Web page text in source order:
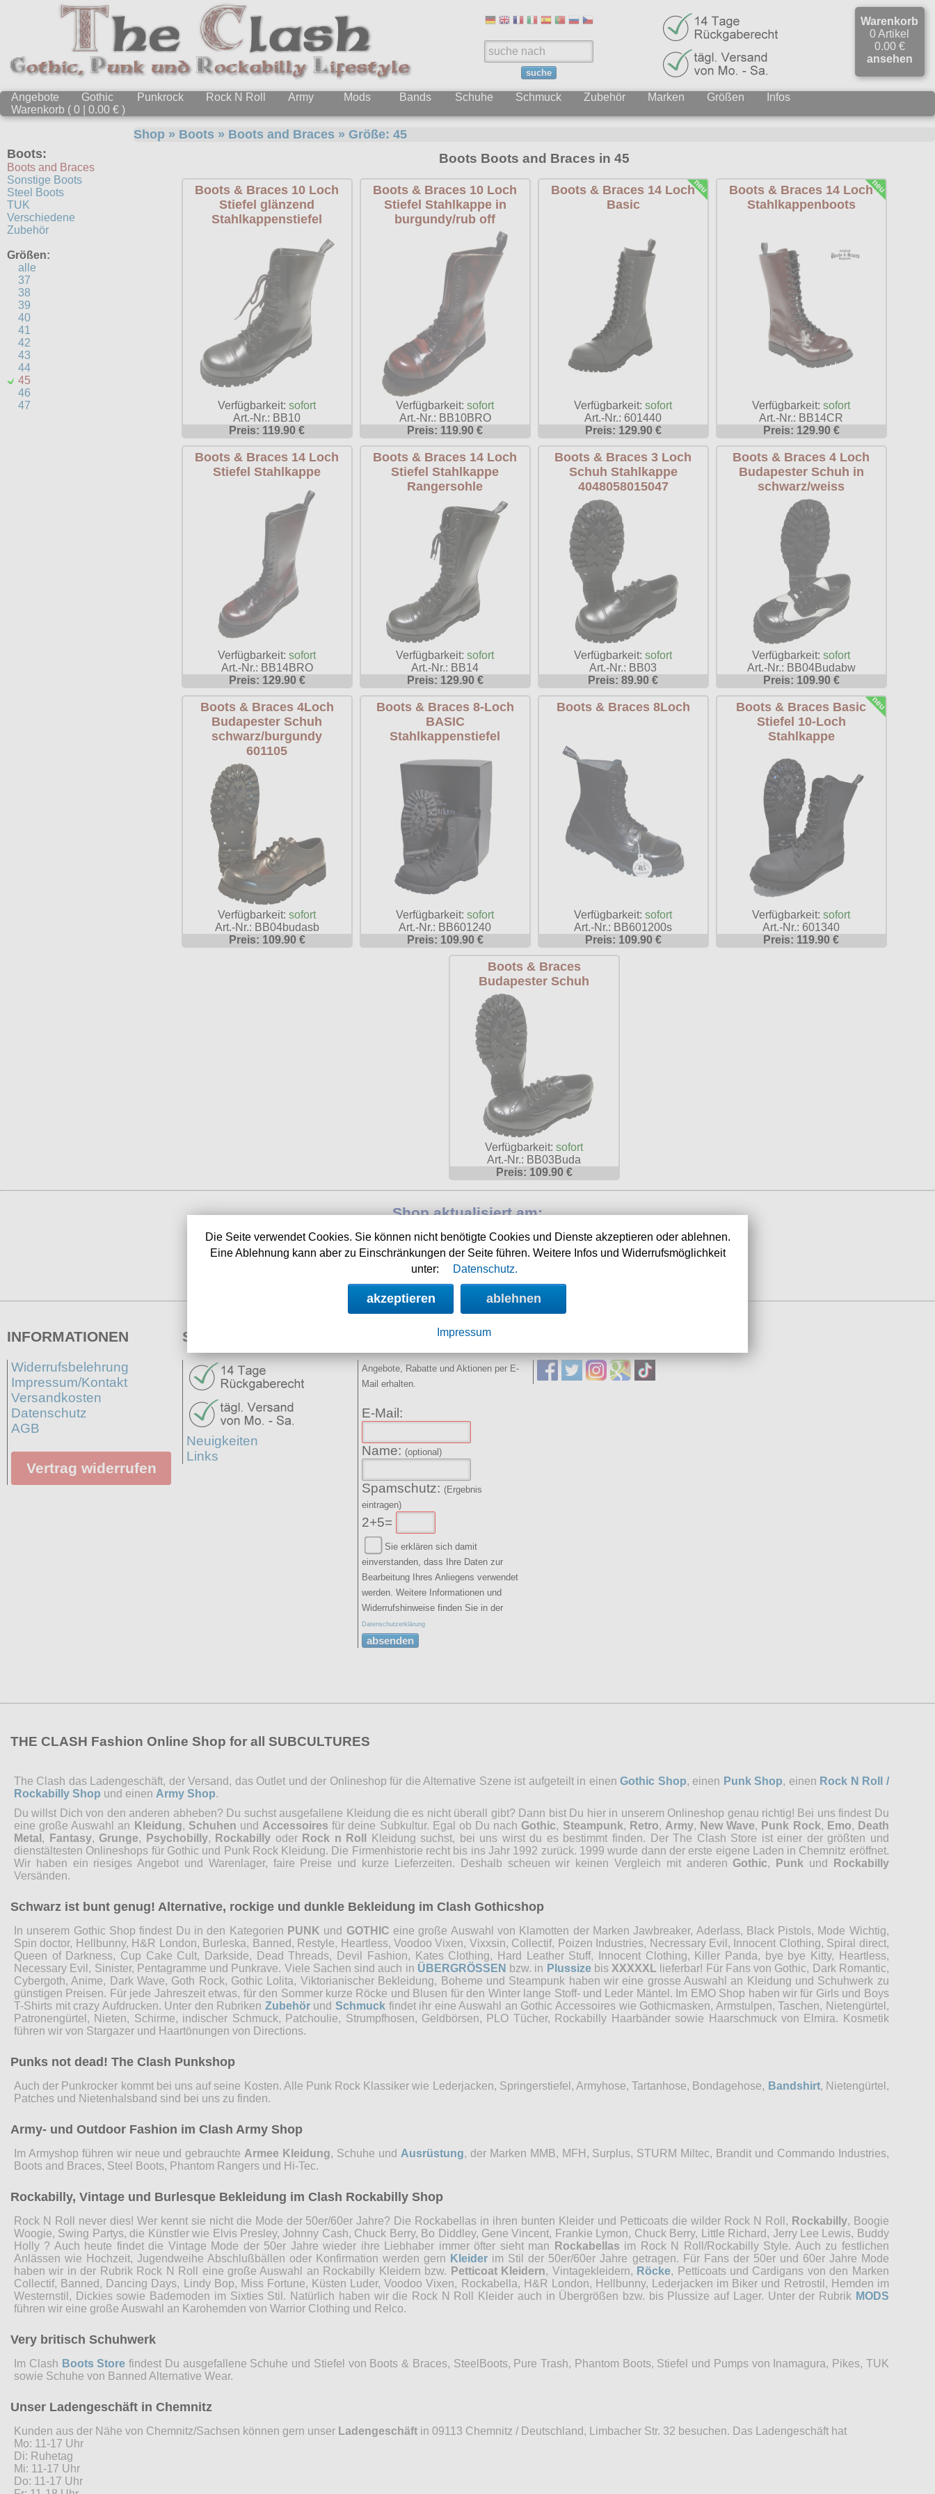
suche
Warenkorb
0 Artikel
0.00 €
ansehen
Angebote Gothic Punkrock Rock N Roll Army Mods Bands Schuhe Schmuck Zubehör Marken Größen
Infos
Warenkorb ( 0 | 0.00 € )
Boots:
Boots and Braces
Sonstige Boots
Steel Boots
TUK
Verschiedene
Zubehör
Größen:
alle
37
38
39
40
41
42
43
44
45
46
47
Shop » Boots » Boots and Braces » Größe: 45
Boots Boots and Braces in 45
Boots & Braces 10 Loch
Stiefel glänzend
Stahlkappenstiefel
Verfügbarkeit:sofort
Art.-Nr.: BB10
Preis: 119.90 €
Boots & Braces 10 Loch
Stiefel Stahlkappe in
burgundy/rub off
Verfügbarkeit:sofort
Art.-Nr.: BB10BRO
Preis: 119.90 €
Boots & Braces 14 Loch
Basic
Verfügbarkeit:sofort
Art.-Nr.: 601440
Preis: 129.90 €
Boots & Braces 14 Loch
Stahlkappenboots
Verfügbarkeit:sofort
Art.-Nr.: BB14CR
Preis: 129.90 €
Boots & Braces 14 Loch
Stiefel Stahlkappe
Verfügbarkeit:sofort
Art.-Nr.: BB14BRO
Preis: 129.90 €
Boots & Braces 14 Loch
Stiefel Stahlkappe
Rangersohle
Verfügbarkeit:sofort
Art.-Nr.: BB14
Preis: 129.90 €
Boots & Braces 3 Loch
Schuh Stahlkappe
4048058015047
Verfügbarkeit:sofort
Art.-Nr.: BB03
Preis: 89.90 €
Boots & Braces 4 Loch
Budapester Schuh in
schwarz/weiss
Verfügbarkeit:sofort
Art.-Nr.: BB04Budabw
Preis: 109.90 €
Boots & Braces 4Loch
Budapester Schuh
schwarz/burgundy
601105
Verfügbarkeit:sofort
Art.-Nr.: BB04budasb
Preis: 109.90 €
Boots & Braces 8-Loch
BASIC
Stahlkappenstiefel
Verfügbarkeit:sofort
Art.-Nr.: BB601240
Preis: 109.90 €
Boots & Braces 8Loch
Verfügbarkeit:sofort
Art.-Nr.: BB601200s
Preis: 109.90 €
Boots & Braces Basic
Stiefel 10-Loch
Stahlkappe
Verfügbarkeit:sofort
Art.-Nr.: 601340
Preis: 119.90 €
Boots & Braces
Budapester Schuh
Verfügbarkeit:sofort
Art.-Nr.: BB03Buda
Preis: 109.90 €
Shop aktualisiert am:
07.08.2026
Nächste Auslieferung in:
21h 53m 44s
INFORMATIONEN
Widerrufsbelehrung
Impressum/Kontakt
Versandkosten
Datenschutz
AGB
Vertrag widerrufen
SERVICE
Neuigkeiten
Links
NEWSLETTER
Angebote, Rabatte und Aktionen per E-
Mail erhalten.
E-Mail:
Name: (optional)
Spamschutz: (Ergebnis
eintragen)
2+5=
Sie erklären sich damit
einverstanden, dass Ihre Daten zur
Bearbeitung Ihres Anliegens verwendet
werden. Weitere Informationen und
Widerrufshinweise finden Sie in der
Datenschutzerklärung
absenden
THE CLASH Fashion Online Shop for all SUBCULTURES
The Clash das Ladengeschäft, der Versand, das Outlet und der Onlineshop für die Alternative Szene ist aufgeteilt in einenGothic Shop, einen Punk Shop, einen Rock N Roll /
Rockabilly Shop und einen Army Shop.
Du willst Dich von den anderen abheben? Du suchst ausgefallene Kleidung die es nicht überall gibt? Dann bist Du hier in unserem Onlineshop genau richtig! Bei uns findest Du
eine große Auswahl an Kleidung, Schuhen undAccessoires für deine Subkultur. Egal ob Du nach Gothic, Steampunk, Retro, Army, New Wave, Punk Rock, Emo, Death
Metal , Fantasy, Grunge, Psychobilly, Rockabilly oder Rock n Roll
Kleidung suchst, bei uns wirst du es bestimmt finden. Der The Clash Store ist einer der größten und
dienstältesten Onlineshops für Gothic und Punk Rock Kleidung. Die Firmenhistorie recht bis ins Jahr 1992 zurück. 1999 wurde dann der erste eigene Laden in Chemnitz eröffnet.
Wir haben ein riesiges Angebot und Warenlager, faire Preise und kurze Lieferzeiten. Deshalb scheuen wir keinen Vergleich mit anderen Gothic, Punk und
Rockabilly
Versänden.
Schwarz ist bunt genug! Alternative, rockige und dunkle Bekleidung im Clash Gothicshop
In unserem Gothic Shop findest Du in den Kategorien PUNK und GOTHIC eine große Auswahl von Klamotten der Marken Jawbreaker, Aderlass, Black Pistols, Mode Wichtig,
Spin doctor, Hellbunny, H&R London, Burleska, Banned, Restyle, Heartless, Voodoo Vixen, Vixxsin, Collectif, Poizen Industries, Necressary Evil, Innocent Clothing, Spiral direct,
Queen of Darkness, Cup Cake Cult, Darkside, Dead Threads, Devil Fashion, Kates Clothing, Hard Leather Stuff, Innocent Clothing, Killer Panda, bye bye Kitty, Heartless,
Necessary Evil, Sinister, Pentagramme und Punkrave. Viele Sachen sind auch in ÜBERGRÖSSEN bzw. in PlussizebisXXXXXL lieferbar! Für Fans von Gothic, Dark Romantic,
Cybergoth, Anime, Dark Wave, Goth Rock, Gothic Lolita, Viktorianischer Bekleidung, Boheme und Steampunk haben wir eine grosse Auswahl an Kleidung und Schuhwerk zu
günstigen Preisen. Für jede Jahreszeit etwas, für den Sommer kurze Röcke und Blusen für den Winter lange Stoff- und Leder Mäntel. Im EMO Shop haben wir für Girls und Boys
T-Shirts mit crazy Aufdrucken. Unter den Rubriken ZubehörundSchmuck findet ihr eine Auswahl an Gothic Accessoires wie Gothicmasken, Armstulpen, Taschen, Nietengürtel,
Patronengürtel, Nieten, Schirme, indischer Schmuck, Patchoulie, Strumpfhosen, Geldbörsen, PLO Tücher, Rockabilly Haarbänder sowie Haarschmuck von Elmira. Kosmetik
führen wir von Stargazer und Haartönungen von Directions.
Punks not dead! The Clash Punkshop
Auch der Punkrocker kommt bei uns auf seine Kosten. Alle Punk Rock Klassiker wie Lederjacken, Springerstiefel, Armyhose, Tartanhose, Bondagehose, Bandshirt, Nietengürtel,
Patches und Nietenhalsband sind bei uns zu finden.
Army- und Outdoor Fashion im Clash Army Shop
Im Armyshop führen wir neue und gebrauchteArmee Kleidung, Schuhe und Ausrüstung, der Marken MMB, MFH, Surplus, STURM Miltec, Brandit und Commando Industries,
Boots and Braces, Steel Boots, Phantom Rangers und Hi-Tec.
Rockabilly, Vintage und Burlesque Bekleidung im Clash Rockabilly Shop
Rock N Roll never dies! Wer kennt sie nicht die Mode der 50er/60er Jahre? Die Rockabellas in ihren bunten Kleider und Petticoats die wilder Rock N Roll, Rockabilly, Boogie
Woogie, Swing Partys, die Künstler wie Elvis Presley, Johnny Cash, Chuck Berry, Bo Diddley, Gene Vincent, Frankie Lymon, Chuck Berry, Little Richard, Jerry Lee Lewis, Buddy
Holly ? Auch heute findet die Vintage Mode der 50er Jahre wieder ihre Liebhaber immer öfter sieht man
Rockabellas im Rock N Roll/Rockabilly Style. Auch zu festlichen
Anlässen wie Hochzeit, Jugendweihe Abschlußbällen oder Konfirmation werden gern Kleider im Stil der 50er/60er Jahre getragen. Für Fans der 50er und 60er Jahre Mode
haben wir in der Rubrik Rock N Roll eine große Auswahl an Rockabilly Kleidern bzw. Petticoat Kleidern, Vintagekleidern, Röcke, Petticoats und Cardigans von den Marken
Collectif, Banned, Dancing Days, Lindy Bop, Miss Fortune, Küsten Luder, Voodoo Vixen, Rockabella, H&R London, Hellbunny, Lederjacken im Biker und Retrostil, Hemden im
Westernstil, Dickies sowie Bademoden im Sixties Stil. Natürlich haben wir die Rock N Roll Kleider auch in Übergrößen bzw. bis Plussize auf Lager. Unter der Rubrik MODS
führen wir eine große Auswahl an Karohemden von Warrior Clothing und Relco.
Very britisch Schuhwerk
Im Clash Boots Store findest Du ausgefallene Schuhe und Stiefel von Boots & Braces, SteelBoots, Pure Trash, Phantom Boots, Stiefel und Pumps von Inamagura, Pikes, TUK
sowie Schuhe von Banned Alternative Wear.
Unser Ladengeschäft in Chemnitz
Kunden aus der Nähe von Chemnitz/Sachsen können gern unser Ladengeschäft in 09113 Chemnitz / Deutschland, Limbacher Str. 32 besuchen. Das Ladengeschäft hat
Mo: 11-17 Uhr
Di: Ruhetag
Mi: 11-17 Uhr
Do: 11-17 Uhr
Die Seite verwendet Cookies. Sie können nicht benötigte Cookies und Dienste akzeptieren oder ablehnen.
Eine Ablehnung kann aber zu Einschränkungen der Seite führen. Weitere Infos und Widerrufsmöglichkeit
unter:
Datenschutz.
akzeptieren ablehnen
Impressum